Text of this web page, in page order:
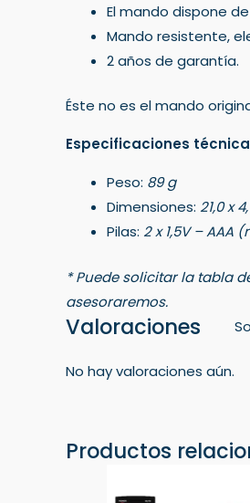
El mando dispone
Mando resistente,
2 años de garantía.
Éste no es el mando
Especificaciones
Peso: 89 g
Dimensiones: 21,0 x
Pilas: 2 x 1,5V – AAA
* Puede solicitar la tabla
asesoraremos.
Valoraciones
No hay valoraciones aún.
Productos